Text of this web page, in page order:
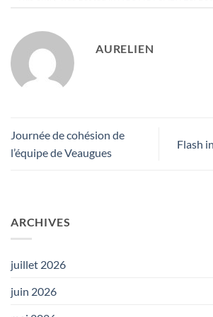
AURELIEN
Journée de cohésion de
l’équipe de Veaugues
Flash
ARCHIVES
juillet 2026
juin 2026